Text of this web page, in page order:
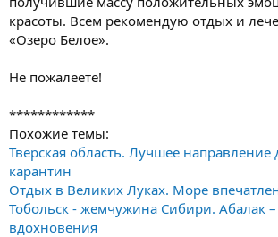
красоты. Всем рекомендую отдых и
«Озеро Белое».
Не пожалеете!
************
Похожие темы:
Тверская область. Лучшее направление
карантин
Отдых в Великих Луках. Море
Тобольск - жемчужина Сибири. Абалак
вдохновения